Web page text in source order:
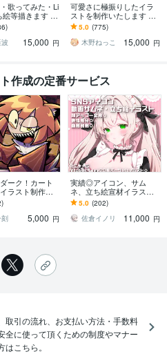
歌ってみた・Li
等描きます ち
配信用イラス
く制作してい
15,000 円
可愛さに極振りしたイラ
ストを制作いたします ★
商用利用＆二次利用込
み！ミニキャラは小物２
点まで無料！★
5.0 (775)
木野ねっこ
15,000 円
作成の定番サービス
ーク！カート
ラスト制作し
ン、ヘッダ
みた、一枚絵
！【商用可】
刻
5,000 円
実績◎アイコン、サム
ネ、立ち絵宣材イラスト
描きます 商用利用◎・SN
Sのアイコンや動画のサム
ネ、配信用立ち絵など
5.0 (202)
佐倉イノリ
11,000 円
取引の流れ、お支払い方法・手数料
全に使って頂くための制度やマナー
こちら。